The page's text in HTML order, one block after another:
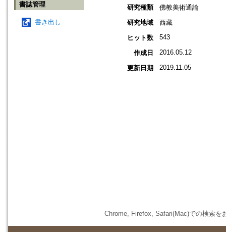
書誌管理
書き出し
研究種類
佛教美術通論
研究地域
西藏
ヒット数
543
作成日 2016.05.12
更新日期 2019.11.05
Chrome, Firefox, Safari(Mac)での検索を